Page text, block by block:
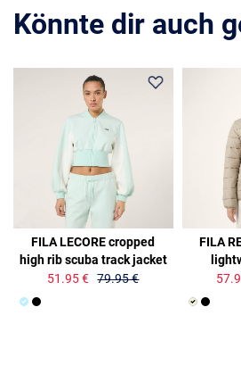
Könnte dir auch
FILA LECORE cropped
high rib scuba track jacket
51.95 € 79.95 €
FILA